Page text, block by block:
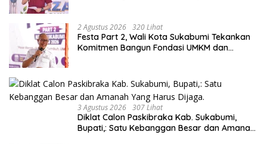
2 Agustus 2026 320 Lihat
Festa Part 2, Wali Kota Sukabumi Tekankan
Komitmen Bangun Fondasi UMKM dan
3 Agustus 2026 307 Lihat
Diklat Calon Paskibraka Kab. Sukabumi,
Bupati,: Satu Kebanggan Besar dan Amanah